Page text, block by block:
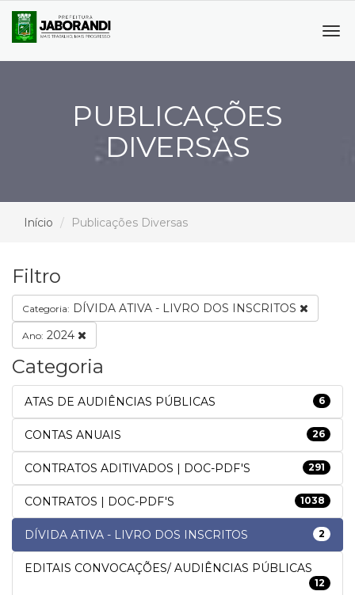
PUBLICAÇÕES
DIVERSAS
Início Publicações Diversas
Filtro
Categoria: DÍVIDA ATIVA - LIVRO DOS INSCRITOS
Ano: 2024
Categoria
ATAS DE AUDIÊNCIAS PÚBLICAS 6
CONTAS ANUAIS 26
CONTRATOS ADITIVADOS | DOC-PDF'S 291
CONTRATOS | DOC-PDF'S 1038
DÍVIDA ATIVA - LIVRO DOS INSCRITOS 2
EDITAIS CONVOCAÇÕES/ AUDIÊNCIAS PÚBLICAS
12